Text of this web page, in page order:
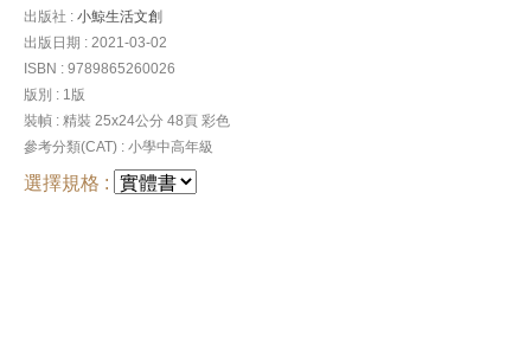
出版社 : 小鯨生活文創
出版日期 : 2021-03-02
ISBN : 9789865260026
版別 : 1版
裝幀 : 精裝 25x24公分 48頁 彩色
參考分類(CAT) : 小學中高年級
選擇規格 :